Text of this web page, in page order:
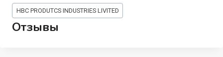
Метки
записи:
HBC PRODUTCS INDUSTRIES LIVITED
Отзывы